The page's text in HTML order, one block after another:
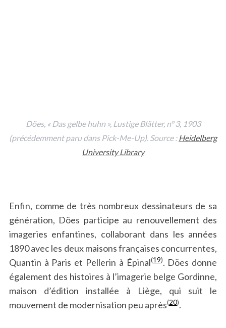
Döes, « Das gelbe huhn », Lustige Blätter, n° 3, 1903
(précédemment paru dans Pick-Me-Up). Source : Heidelberg
University Library
Enfin, comme de très nombreux dessinateurs de sa
génération, Döes participe au renouvellement des
imageries enfantines, collaborant dans les années
1890 avec les deux maisons françaises concurrentes,
Quantin à Paris et Pellerin à Épinal(19). Döes donne
également des histoires à l’imagerie belge Gordinne,
maison d’édition installée à Liège, qui suit le
mouvement de modernisation peu après(20).